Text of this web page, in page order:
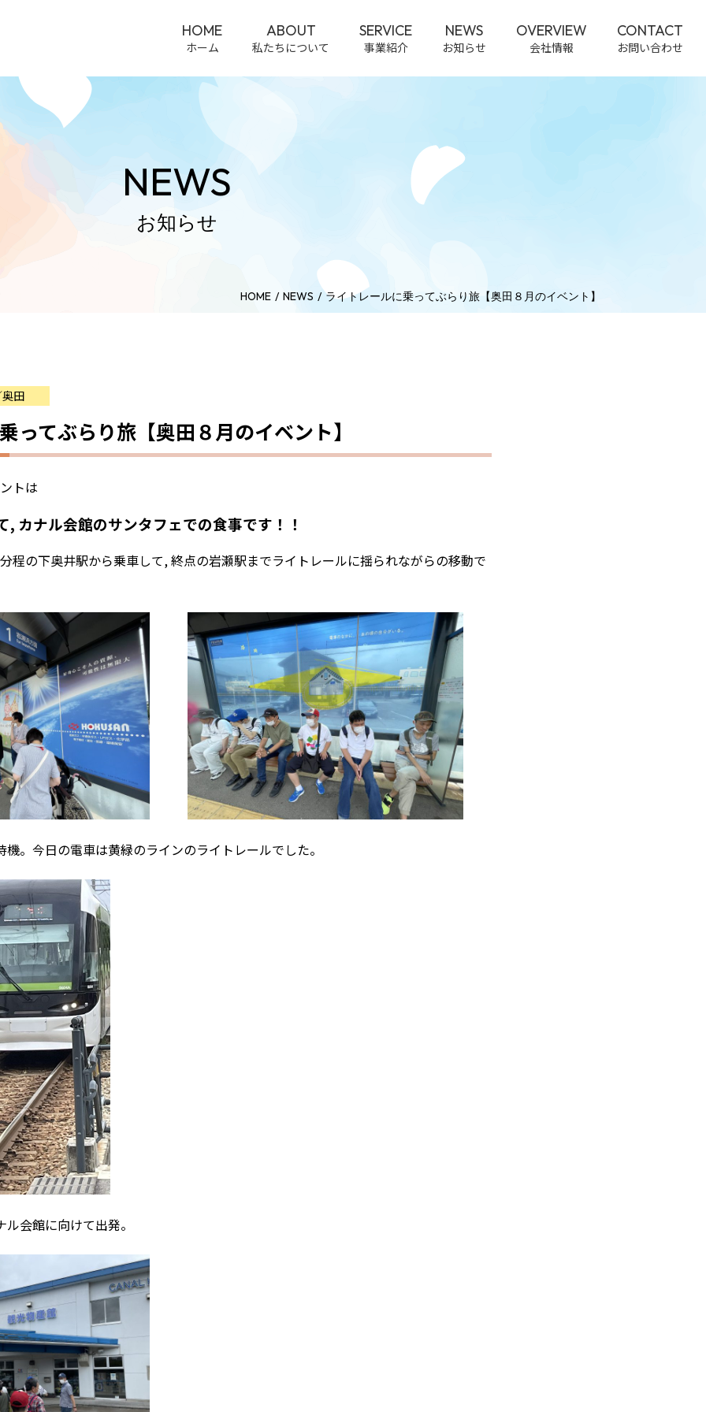
HOME
ホーム
ABOUT
私たちについて
SERVICE
事業紹介
NEWS
お知らせ
OVERVIEW
会社情報
CONTACT
お問い合わせ
NEWS
お知らせ
HOME NEWS ライトレールに乗ってぶらり旅【奥田８月のイベント】
田
ってぶらり旅【奥田８月のイベント】
トは
, カナル会館のサンタフェでの食事です！！
程の下奥井駅から乗車して, 終点の岩瀬駅までライトレールに揺られながらの移動で
。今日の電車は黄緑のラインのライトレールでした。
会館に向けて出発。